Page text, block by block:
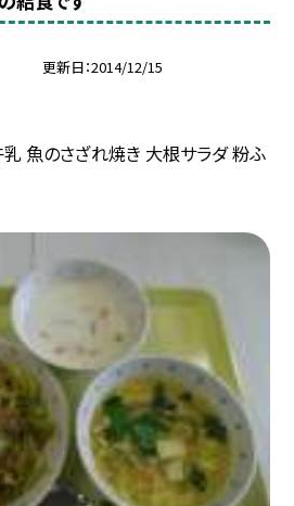
更新日 2014/12/15
魚のさざれ焼き 大根サラダ 粉ふ